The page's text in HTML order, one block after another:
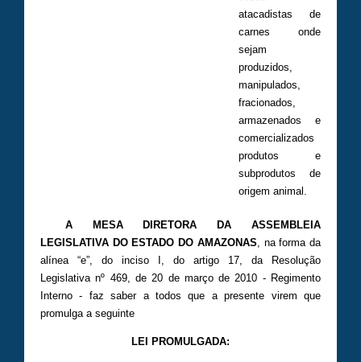
atacadistas de
carnes onde
sejam
produzidos,
manipulados,
fracionados,
armazenados e
comercializados
produtos e
subprodutos de
origem animal.
A MESA DIRETORA DA ASSEMBLEIA
LEGISLATIVA DO ESTADO DO AMAZONAS , na forma da
alínea “e”, do inciso I, do artigo 17, da Resolução
Legislativa nº 469, de 20 de março de 2010 - Regimento
Interno - faz saber a todos que a presente virem que
promulga a seguinte
LEI PROMULGADA: